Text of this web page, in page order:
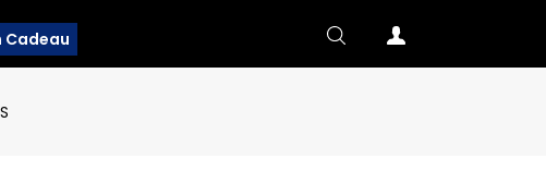
Cadeau